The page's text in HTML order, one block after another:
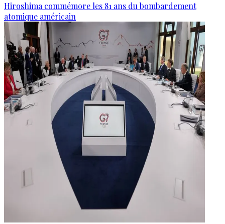
Hiroshima commémore les 81 ans du bombardement
atomique américain